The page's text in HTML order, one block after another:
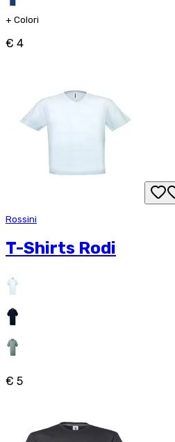
+ Colori
€ 4
Rossini
T-Shirts Rodi
€ 5